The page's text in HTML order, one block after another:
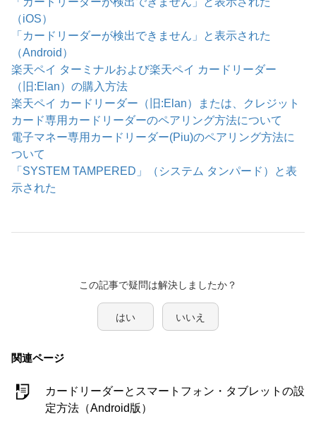
（iOS）
「カードリーダーが検出できません」と表示された
（Android）
楽天ペイ ターミナルおよび楽天ペイ カードリーダー
（旧:Elan）の購入方法
楽天ペイ カードリーダー（旧:Elan）または、クレジット
カード専用カードリーダーのペアリング方法について
電子マネー専用カードリーダー(Piu)のペアリング方法に
ついて
「SYSTEM TAMPERED」（システム タンパード）と表
示された
この記事で疑問は解決しましたか？
はい いいえ
関連ページ
カードリーダーとスマートフォン・タブレットの設
定方法（Android版）